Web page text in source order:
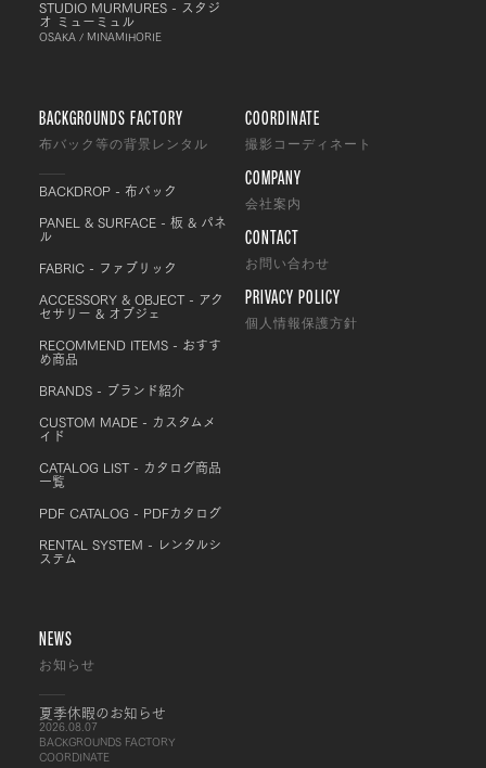
STUDIO MURMURES - スタジ
オ ミューミュル
OSAKA / MINAMIHORIE
BACKGROUNDS FACTORY
布バック等の背景レンタル
BACKDROP - 布バック
PANEL & SURFACE - 板 & パネ
ル
FABRIC - ファブリック
ACCESSORY & OBJECT - アク
セサリー & オブジェ
RECOMMEND ITEMS - おすす
め商品
BRANDS - ブランド紹介
CUSTOM MADE - カスタムメ
イド
CATALOG LIST - カタログ商品
一覧
PDF CATALOG - PDFカタログ
RENTAL SYSTEM - レンタルシ
ステム
COORDINATE
撮影コーディネート
COMPANY
会社案内
CONTACT
お問い合わせ
PRIVACY POLICY
個人情報保護方針
NEWS
お知らせ
夏季休暇のお知らせ
2026.08.07
BACKGROUNDS FACTORY
COORDINATE